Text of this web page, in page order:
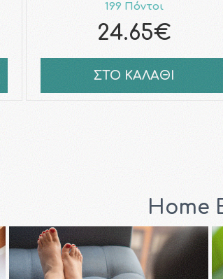
199 Πόντοι
24.65€
ΣΤΟ ΚΑΛΑΘΙ
Home